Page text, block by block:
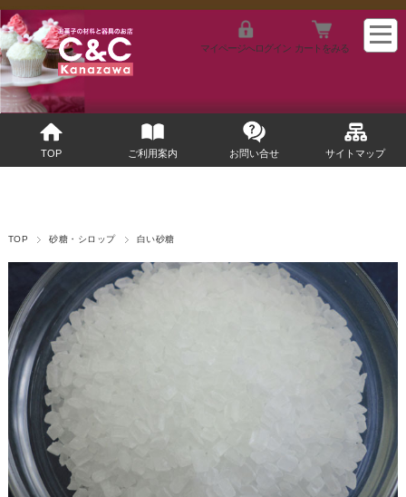
マイページへログイン カートをみる
TOP ご利用案内 お問い合せ サイトマップ
TOP 砂糖・シロップ 白い砂糖